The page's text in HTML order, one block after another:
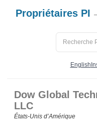
Propriétaires PI
English
Dow Global
LLC
États‑Unis d’Amérique